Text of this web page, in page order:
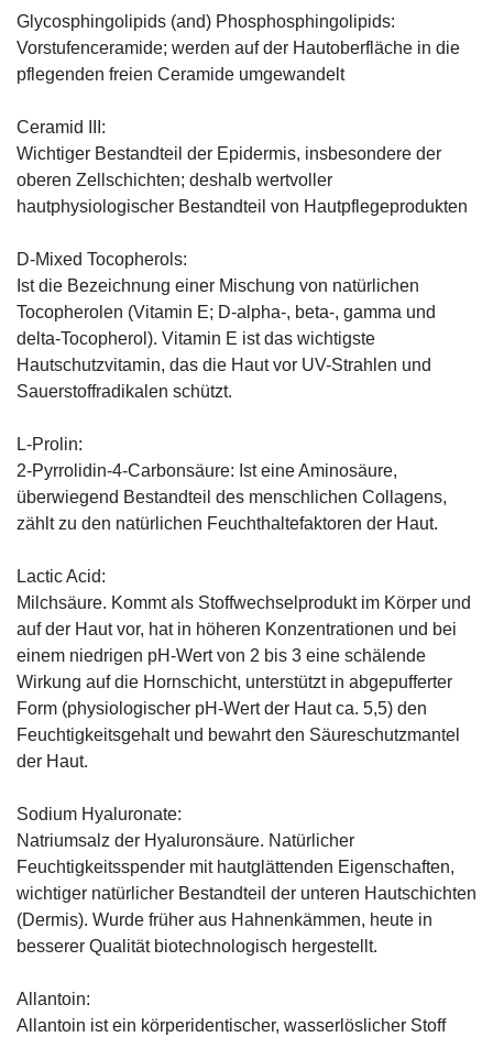
Glycosphingolipids (and) Phosphosphingolipids:
Vorstufenceramide; werden auf der Hautoberfläche in die
pflegenden freien Ceramide umgewandelt
Ceramid III:
Wichtiger Bestandteil der Epidermis, insbesondere der
oberen Zellschichten; deshalb wertvoller
hautphysiologischer Bestandteil von Hautpflegeprodukten
D-Mixed Tocopherols:
Ist die Bezeichnung einer Mischung von natürlichen
Tocopherolen (Vitamin E; D-alpha-, beta-, gamma und
delta-Tocopherol). Vitamin E ist das wichtigste
Hautschutzvitamin, das die Haut vor UV-Strahlen und
Sauerstoffradikalen schützt.
L-Prolin:
2-Pyrrolidin-4-Carbonsäure: Ist eine Aminosäure,
überwiegend Bestandteil des menschlichen Collagens,
zählt zu den natürlichen Feuchthaltefaktoren der Haut.
Lactic Acid:
Milchsäure. Kommt als Stoffwechselprodukt im Körper und
auf der Haut vor, hat in höheren Konzentrationen und bei
einem niedrigen pH-Wert von 2 bis 3 eine schälende
Wirkung auf die Hornschicht, unterstützt in abgepufferter
Form (physiologischer pH-Wert der Haut ca. 5,5) den
Feuchtigkeitsgehalt und bewahrt den Säureschutzmantel
der Haut.
Sodium Hyaluronate:
Natriumsalz der Hyaluronsäure. Natürlicher
Feuchtigkeitsspender mit hautglättenden Eigenschaften,
wichtiger natürlicher Bestandteil der unteren Hautschichten
(Dermis). Wurde früher aus Hahnenkämmen, heute in
besserer Qualität biotechnologisch hergestellt.
Allantoin:
Allantoin ist ein körperidentischer, wasserlöslicher Stoff